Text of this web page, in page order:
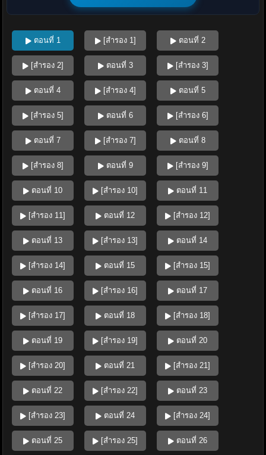
ตอนที่ 1 [สำรอง 1] ตอนที่ 2
[สำรอง 2] ตอนที่ 3 [สำรอง 3]
ตอนที่ 4 [สำรอง 4] ตอนที่ 5
[สำรอง 5] ตอนที่ 6 [สำรอง 6]
ตอนที่ 7 [สำรอง 7] ตอนที่ 8
[สำรอง 8] ตอนที่ 9 [สำรอง 9]
ตอนที่ 10 [สำรอง 10] ตอนที่ 11
[สำรอง 11] ตอนที่ 12 [สำรอง 12]
ตอนที่ 13 [สำรอง 13] ตอนที่ 14
[สำรอง 14] ตอนที่ 15 [สำรอง 15]
ตอนที่ 16 [สำรอง 16] ตอนที่ 17
[สำรอง 17] ตอนที่ 18 [สำรอง 18]
ตอนที่ 19 [สำรอง 19] ตอนที่ 20
[สำรอง 20] ตอนที่ 21 [สำรอง 21]
ตอนที่ 22 [สำรอง 22] ตอนที่ 23
[สำรอง 23] ตอนที่ 24 [สำรอง 24]
ตอนที่ 25 [สำรอง 25] ตอนที่ 26